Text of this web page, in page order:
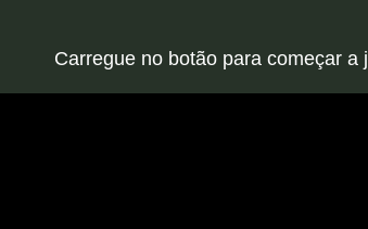
Carregue no botão para começar a